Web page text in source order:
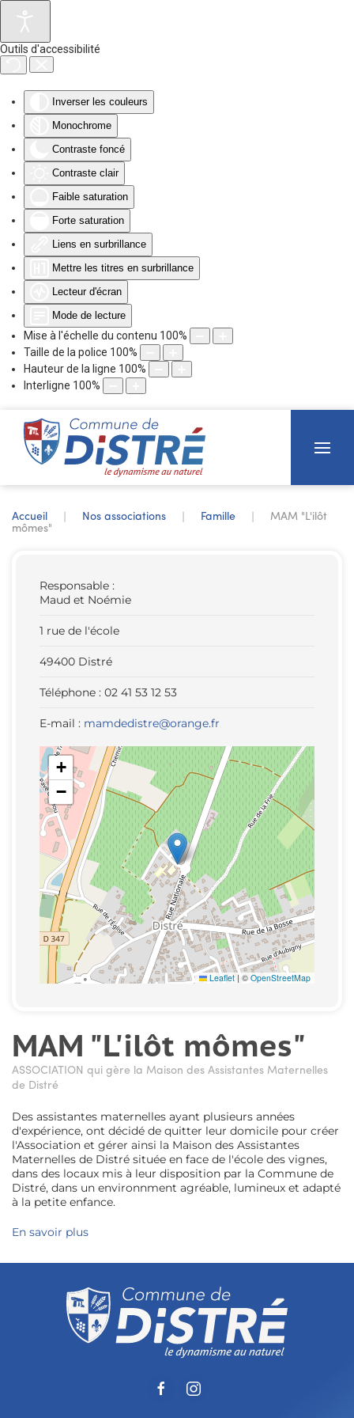
Outils d'accessibilité
Inverser les couleurs
Monochrome
Contraste foncé
Contraste clair
Faible saturation
Forte saturation
Liens en surbrillance
Mettre les titres en surbrillance
Lecteur d'écran
Mode de lecture
Mise à l'échelle du contenu 100%
Taille de la police 100%
Hauteur de la ligne 100%
Interligne 100%
Accéder au contenu principal
Accueil Nos associations Famille
MAM "L'ilôt
mômes"
Responsable :
Maud et Noémie
1 rue de l'école
49400 Distré
Téléphone : 02 41 53 12 53
E-mail : mamdedistre@orange.fr
+
−
Leaflet | © OpenStreetMap
MAM "L'ilôt mômes"
ASSOCIATION qui gère la Maison des Assistantes Maternelles
de Distré
Des assistantes maternelles ayant plusieurs années
d'expérience, ont décidé de quitter leur domicile pour créer
l'Association et gérer ainsi la Maison des Assistantes
Maternelles de Distré située en face de l'école des vignes,
dans des locaux mis à leur disposition par la Commune de
Distré, dans un environnment agréable, lumineux et adapté
à la petite enfance.
En savoir plus